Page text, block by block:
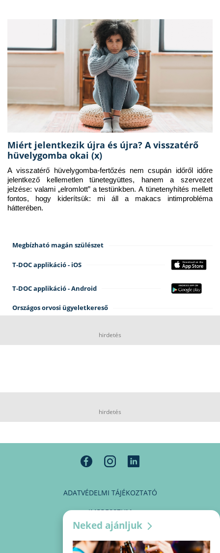
Miért jelentkezik újra és újra? A visszatérő
hüvelygomba okai (x)
A visszatérő hüvelygomba-fertőzés nem csupán időről időre
jelentkező kellemetlen tünetegyüttes, hanem a szervezet
jelzése: valami „elromlott” a testünkben. A tünetenyhítés mellett
fontos, hogy kiderítsük: mi áll a makacs intimprobléma
hátterében.
Megbízható magán szülészet
T-DOC applikáció - iOS
T-DOC applikáció - Android
Országos orvosi ügyeletkereső
hirdetés
hirdetés
ADATVÉDELMI TÁJÉKOZTATÓ
IMPRESSZUM
MÉDIAAJÁNLAT
PARTNEREINK
Neked ajánljuk